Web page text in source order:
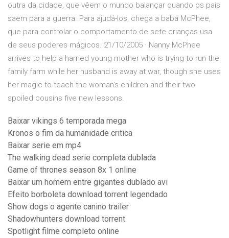
outra da cidade, que vêem o mundo balançar quando os pais
saem para a guerra. Para ajudá-los, chega a babá McPhee,
que para controlar o comportamento de sete crianças usa
de seus poderes mágicos. 21/10/2005 · Nanny McPhee
arrives to help a harried young mother who is trying to run the
family farm while her husband is away at war, though she uses
her magic to teach the woman's children and their two
spoiled cousins five new lessons.
Baixar vikings 6 temporada mega
Kronos o fim da humanidade critica
Baixar serie em mp4
The walking dead serie completa dublada
Game of thrones season 8x 1 online
Baixar um homem entre gigantes dublado avi
Efeito borboleta download torrent legendado
Show dogs o agente canino trailer
Shadowhunters download torrent
Spotlight filme completo online